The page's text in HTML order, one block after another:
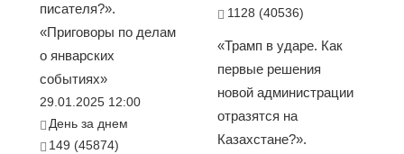
писателя?».
«Приговоры по делам
о январских
событиях»
29.01.2025 12:00
День за днем
149 (45874)
1128 (40536)
«Трамп в ударе. Как
первые решения
новой администрации
отразятся на
Казахстане?».